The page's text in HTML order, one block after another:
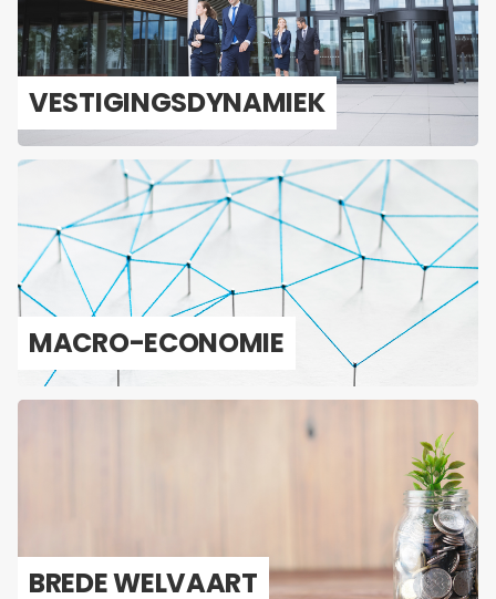
VES­TI­GINGS­DY­NA­MIEK
MACRO-​ECONOMIE
BREDE WEL­VAART